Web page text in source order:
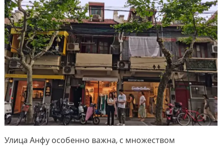
Улица Анфу особенно важна, с множеством